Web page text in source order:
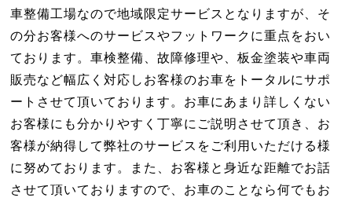
車整備工場なので地域限定サービスとなりますが、そ
の分お客様へのサービスやフットワークに重点をおい
ております。車検整備、故障修理や、板金塗装や車両
販売など幅広く対応しお客様のお車をトータルにサポ
ートさせて頂いております。お車にあまり詳しくない
お客様にも分かりやすく丁寧にご説明させて頂き、お
客様が納得して弊社のサービスをご利用いただける様
に努めております。また、お客様と身近な距離でお話
させて頂いておりますので、お車のことなら何でもお